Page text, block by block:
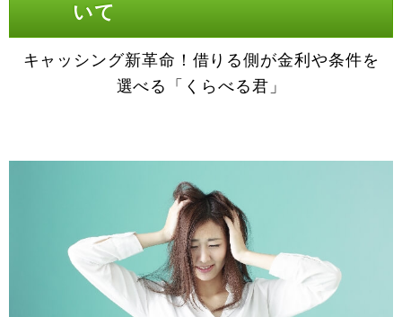
いて
キャッシング新革命！借りる側が金利や条件を
選べる「くらべる君」